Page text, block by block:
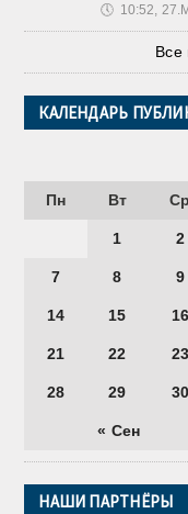
🕔 10:52,
Все
КАЛЕНДАРЬ
Пн Вт Ср
« Сен
1 2
7 8 9
14 15 16
21 22 23
28 29 30
НАШИ ПАРТНЁРЫ